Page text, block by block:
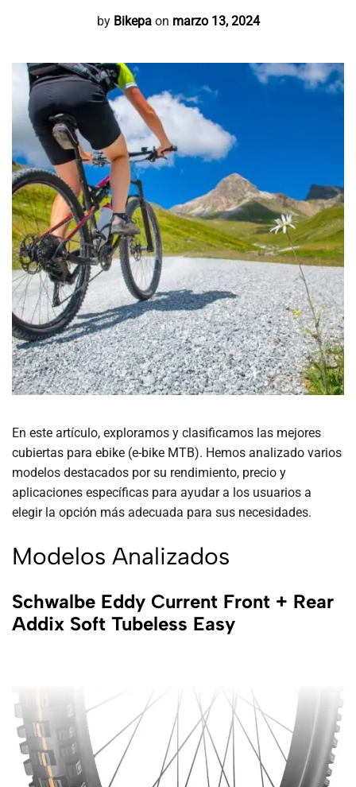
by Bikepa on marzo 13, 2024
En este artículo, exploramos y clasificamos las mejores
cubiertas para ebike (e-bike MTB). Hemos analizado varios
modelos destacados por su rendimiento, precio y
aplicaciones específicas para ayudar a los usuarios a
elegir la opción más adecuada para sus necesidades.
Modelos Analizados
Schwalbe Eddy Current Front + Rear
Addix Soft Tubeless Easy